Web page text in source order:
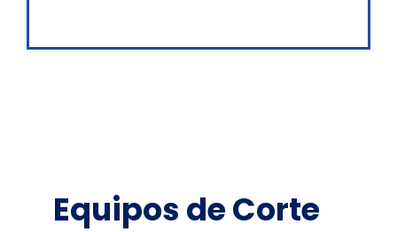
Equipos deCorte